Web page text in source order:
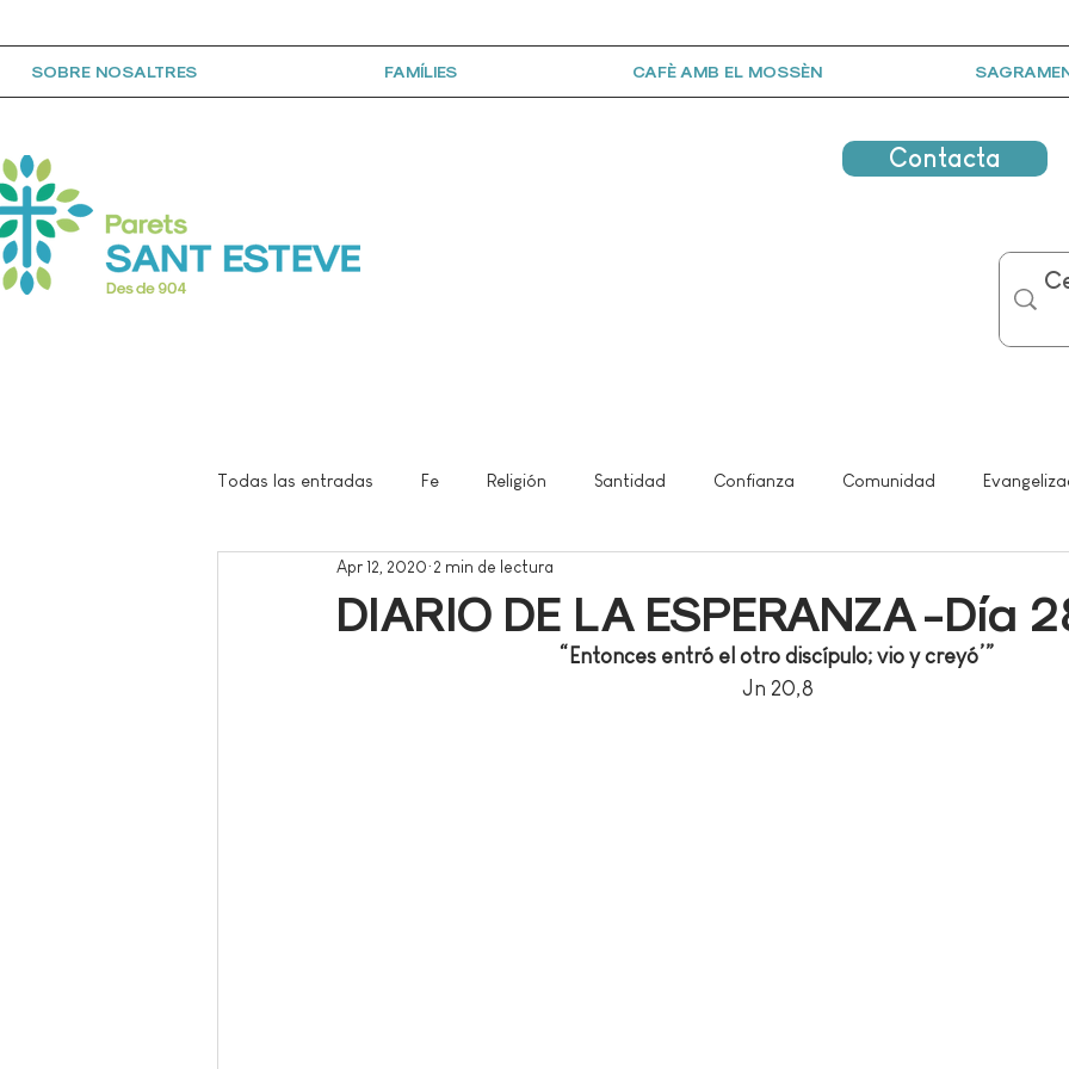
SOBRE NOSALTRES FAMÍLIES CAFÈ AMB EL MOSSÈN
Contacta
Todas las entradas Fe Religión Santidad Confianza Comunidad
DIARIO DE LA ESPERANZA -Día
Apr 12, 2020 2 min de lectura
“Entonces entró el otro discípulo; vio y creyó’”
Jn 20,8